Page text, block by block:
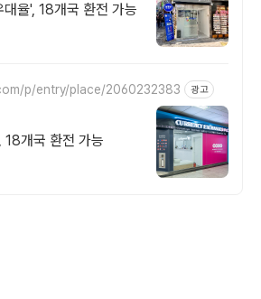
율', 18개국 환전 가능
p/entry/place/2060232383 광고
개국 환전 가능